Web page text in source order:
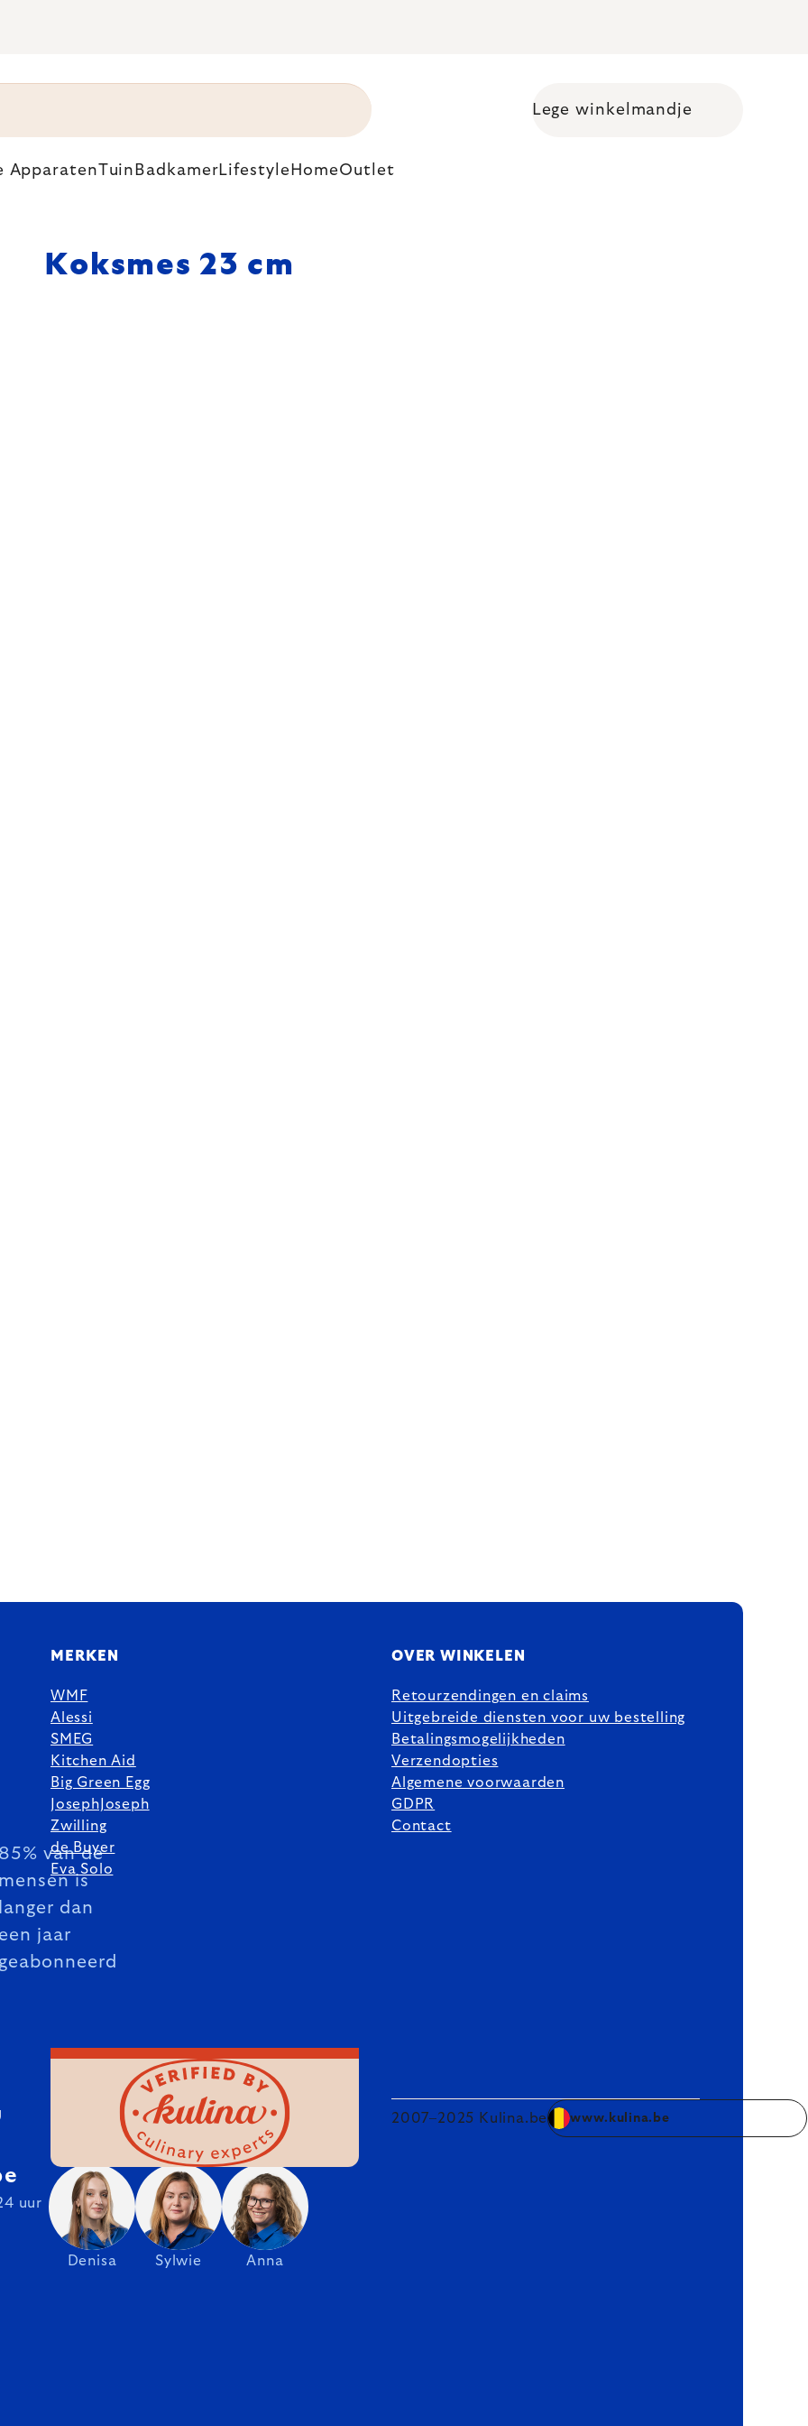
Shopping cart
Lege winkelmandje
ApparatenTuin BadkamerLifestyle HomeOutlet
Koksmes 23 cm
85% van de
mensen is
langer dan
een jaar
geabonneerd
MERKEN
WMF
Alessi
SMEG
Kitchen Aid
Big Green Egg
JosephJoseph
Zwilling
de Buyer
Eva Solo
OVER WINKELEN
Retourzendingen en claims
Uitgebreide diensten voor uw bestelling
Betalingsmogelijkheden
Verzendopties
Algemene voorwaarden
GDPR
Contact
Denisa Sylwie Anna
uur
2007–2025 Kulina.be www.kulina.be